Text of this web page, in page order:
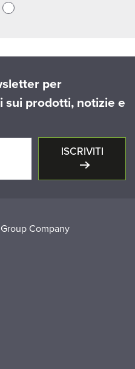
per
sui prodotti, notizie e
ISCRIVITI
Company